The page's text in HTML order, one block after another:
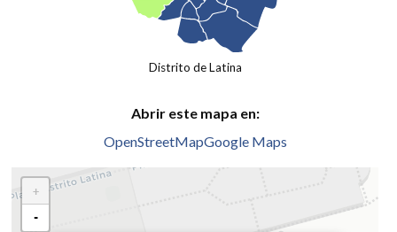
+
-
Distrito de Latina
Abrir este mapa en:
OpenStreetMapGoogle Maps